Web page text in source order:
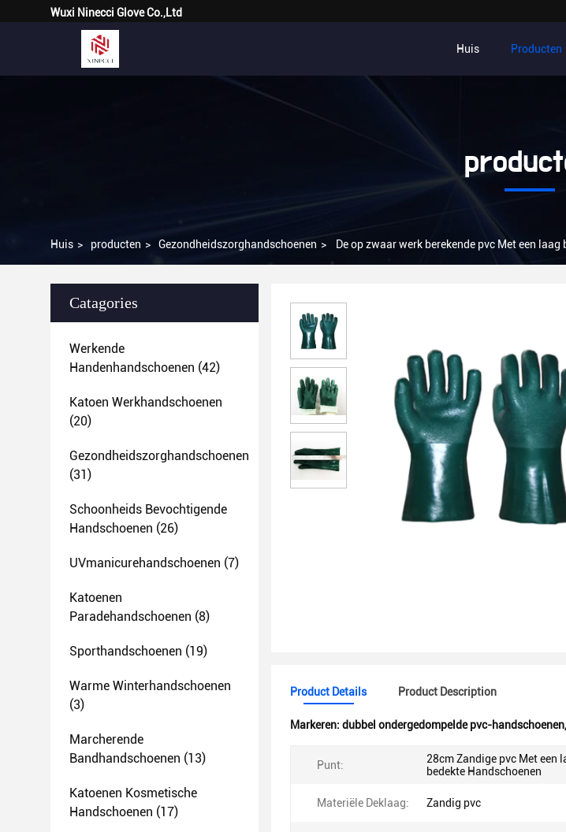
Wuxi Ninecci Glove Co.,Ltd
Huis Producten
Huis > producten > Gezondheidszorghandschoenen > De op zwaar werk berekende pvc Met een
Catagories
Werkende
Handenhandschoenen (42)
Katoen Werkhandschoenen
(20)
Gezondheidszorghandschoenen
(31)
Schoonheids Bevochtigende
Handschoenen (26)
UVmanicurehandschoenen (7)
Katoenen
Paradehandschoenen (8)
Sporthandschoenen (19)
Warme Winterhandschoenen
(3)
Marcherende
Bandhandschoenen (13)
Katoenen Kosmetische
Handschoenen (17)
Product Details Product Description
Markeren: dubbel ondergedompelde pvc-handschoenen,
Punt:
28cm Zandige pvc Met een
bedekte Handschoenen
Materiële Deklaag: Zandig pvc